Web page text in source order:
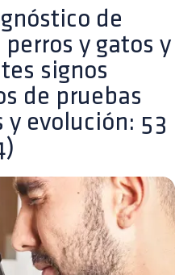
de
y gatos y
signos
de pruebas
evolución: 53